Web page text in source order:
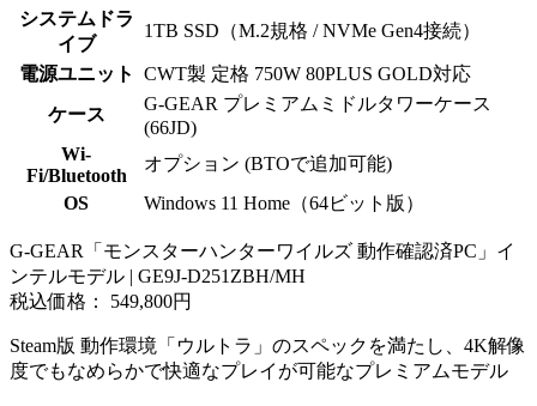
システムドラ
イブ
1TB SSD（M.2規格 / NVMe Gen4接続）
電源ユニット
CWT製 定格 750W 80PLUS GOLD対応
ケース
G-GEAR プレミアムミドルタワーケース
(66JD)
Wi-
Fi/Bluetooth
オプション (BTOで追加可能)
OS
Windows 11 Home（64ビット版）
G-GEAR「モンスターハンターワイルズ 動作確認済PC」イ
ンテルモデル | GE9J-D251ZBH/MH
税込価格： 549,800円
Steam版 動作環境「ウルトラ」のスペックを満たし、4K解像
度でもなめらかで快適なプレイが可能なプレミアムモデル